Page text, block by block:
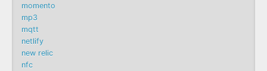
momento
mp3
mqtt
netlify
new relic
nfc